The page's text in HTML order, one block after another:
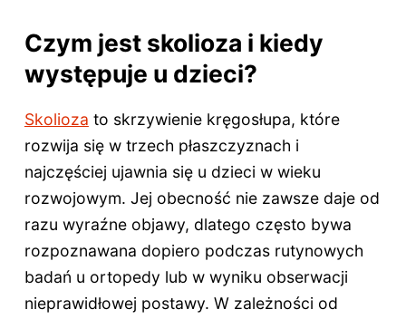
Czym jest skolioza i kiedy
występuje u dzieci?
Skolioza to skrzywienie kręgosłupa, które
rozwija się w trzech płaszczyznach i
najczęściej ujawnia się u dzieci w wieku
rozwojowym. Jej obecność nie zawsze daje od
razu wyraźne objawy, dlatego często bywa
rozpoznawana dopiero podczas rutynowych
badań u ortopedy lub w wyniku obserwacji
nieprawidłowej postawy. W zależności od